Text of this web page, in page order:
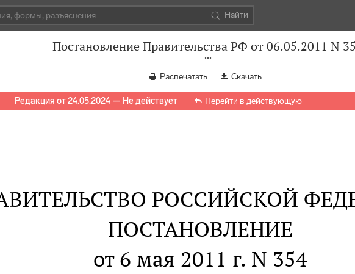
Найти
Постановление Правительства РФ от 06.05.2011 N
Распечатать Скачать
Редакция от 24.05.2024 — Не действует Перейти в действующую
РОССИЙСКОЙ
ПОСТАНОВЛЕНИЕ
от 6 мая 2011 г. N 354